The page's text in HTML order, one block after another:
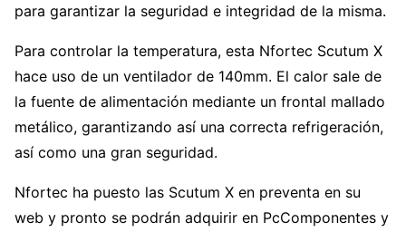
para garantizar la seguridad e integridad de la misma.
Para controlar la temperatura, esta Nfortec Scutum X
hace uso de un ventilador de 140mm. El calor sale de
la fuente de alimentación mediante un frontal mallado
metálico, garantizando así una correcta refrigeración,
así como una gran seguridad.
Nfortec ha puesto las Scutum X en preventa en su
web y pronto se podrán adquirir en PcComponentes y